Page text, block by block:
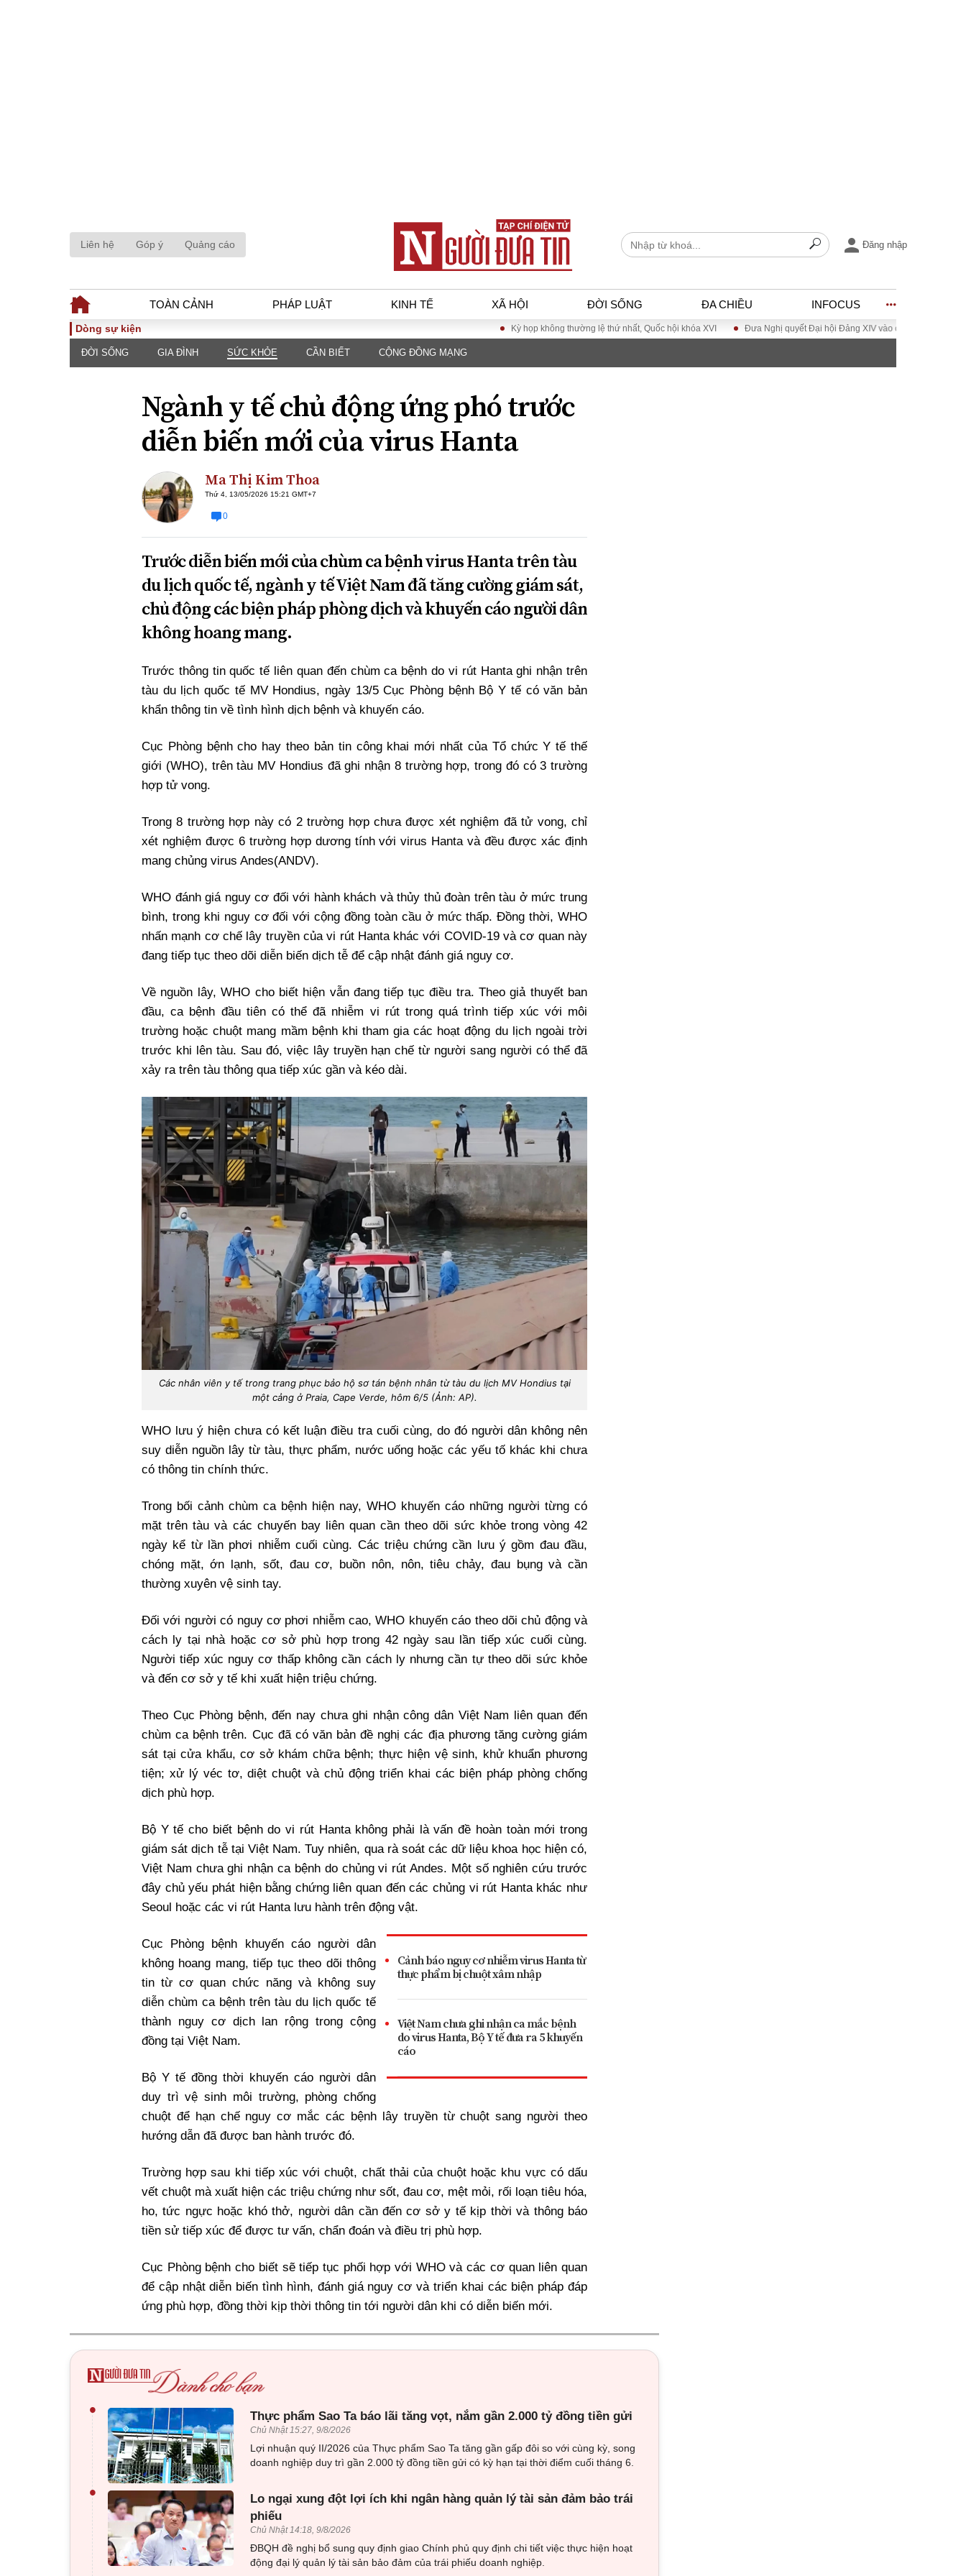
Liên hệ Góp ý Quảng cáo Đăng nhập
TOÀN CẢNH PHÁP LUẬT KINH TẾ XÃ HỘI ĐỜI SỐNG ĐA CHIỀU INFOCUS
TOÀN CẢNH
Chính sách
Đối thoại
PHÁP LUẬT
luật
Góc nhìn luật gia
Hồ sơ điều tra
An ninh - Hình sự
KINH TẾ
Tài chính - Ngân
hàng
Kinh tế vĩ mô
Công nghệ
ĐA CHIỀU
Quan điểm
Bạn đọc viết
INFOCUS
Dòng sự kiện Kỳ họp không thường lệ thứ nhất, Quốc hội khóa XVI Đưa Nghị quyết Đại hội Đảng XIV vào cuộc sống
ĐỜI SỐNG GIA ĐÌNH SỨC KHỎE CẦN BIẾT CỘNG ĐỒNG MẠNG
Ngành y tế chủ động ứng phó trước
diễn biến mới của virus Hanta
Ma Thị Kim Thoa
Thứ 4, 13/05/2026 15:21 GMT+7
0
Trước diễn biến mới của chùm ca bệnh virus Hanta trên tàu
du lịch quốc tế, ngành y tế Việt Nam đã tăng cường giám sát,
chủ động các biện pháp phòng dịch và khuyến cáo người dân
không hoang mang.
Trước thông tin quốc tế liên quan đến chùm ca bệnh do vi rút Hanta ghi nhận trên
tàu du lịch quốc tế MV Hondius, ngày 13/5 Cục Phòng bệnh Bộ Y tế có văn bản
khẩn thông tin về tình hình dịch bệnh và khuyến cáo.
Cục Phòng bệnh cho hay theo bản tin công khai mới nhất của Tổ chức Y tế thế
giới (WHO), trên tàu MV Hondius đã ghi nhận 8 trường hợp, trong đó có 3 trường
hợp tử vong.
Trong 8 trường hợp này có 2 trường hợp chưa được xét nghiệm đã tử vong, chỉ
xét nghiệm được 6 trường hợp dương tính với virus Hanta và đều được xác định
mang chủng virus Andes(ANDV).
WHO đánh giá nguy cơ đối với hành khách và thủy thủ đoàn trên tàu ở mức trung
bình, trong khi nguy cơ đối với cộng đồng toàn cầu ở mức thấp. Đồng thời, WHO
nhấn mạnh cơ chế lây truyền của vi rút Hanta khác với COVID-19 và cơ quan này
đang tiếp tục theo dõi diễn biến dịch tễ để cập nhật đánh giá nguy cơ.
Về nguồn lây, WHO cho biết hiện vẫn đang tiếp tục điều tra. Theo giả thuyết ban
đầu, ca bệnh đầu tiên có thể đã nhiễm vi rút trong quá trình tiếp xúc với môi
trường hoặc chuột mang mầm bệnh khi tham gia các hoạt động du lịch ngoài trời
trước khi lên tàu. Sau đó, việc lây truyền hạn chế từ người sang người có thể đã
xảy ra trên tàu thông qua tiếp xúc gần và kéo dài.
Các nhân viên y tế trong trang phục bảo hộ sơ tán bệnh nhân từ tàu du lịch MV Hondius tại
một cảng ở Praia, Cape Verde, hôm 6/5 (Ảnh: AP).
WHO lưu ý hiện chưa có kết luận điều tra cuối cùng, do đó người dân không nên
suy diễn nguồn lây từ tàu, thực phẩm, nước uống hoặc các yếu tố khác khi chưa
có thông tin chính thức.
Trong bối cảnh chùm ca bệnh hiện nay, WHO khuyến cáo những người từng có
mặt trên tàu và các chuyến bay liên quan cần theo dõi sức khỏe trong vòng 42
ngày kể từ lần phơi nhiễm cuối cùng. Các triệu chứng cần lưu ý gồm đau đầu,
chóng mặt, ớn lạnh, sốt, đau cơ, buồn nôn, nôn, tiêu chảy, đau bụng và cần
thường xuyên vệ sinh tay.
Đối với người có nguy cơ phơi nhiễm cao, WHO khuyến cáo theo dõi chủ động và
cách ly tại nhà hoặc cơ sở phù hợp trong 42 ngày sau lần tiếp xúc cuối cùng.
Người tiếp xúc nguy cơ thấp không cần cách ly nhưng cần tự theo dõi sức khỏe
và đến cơ sở y tế khi xuất hiện triệu chứng.
Theo Cục Phòng bệnh, đến nay chưa ghi nhận công dân Việt Nam liên quan đến
chùm ca bệnh trên. Cục đã có văn bản đề nghị các địa phương tăng cường giám
sát tại cửa khẩu, cơ sở khám chữa bệnh; thực hiện vệ sinh, khử khuẩn phương
tiện; xử lý véc tơ, diệt chuột và chủ động triển khai các biện pháp phòng chống
dịch phù hợp.
Bộ Y tế cho biết bệnh do vi rút Hanta không phải là vấn đề hoàn toàn mới trong
giám sát dịch tễ tại Việt Nam. Tuy nhiên, qua rà soát các dữ liệu khoa học hiện có,
Việt Nam chưa ghi nhận ca bệnh do chủng vi rút Andes. Một số nghiên cứu trước
đây chủ yếu phát hiện bằng chứng liên quan đến các chủng vi rút Hanta khác như
Seoul hoặc các vi rút Hanta lưu hành trên động vật.
Cảnh báo nguy cơ nhiễm virus Hanta từ
thực phẩm bị chuột xâm nhập
Việt Nam chưa ghi nhận ca mắc bệnh
do virus Hanta, Bộ Y tế đưa ra 5 khuyến
cáo
Cục Phòng bệnh khuyến cáo người dân
không hoang mang, tiếp tục theo dõi thông
tin từ cơ quan chức năng và không suy
diễn chùm ca bệnh trên tàu du lịch quốc tế
thành nguy cơ dịch lan rộng trong cộng
đồng tại Việt Nam.
Bộ Y tế đồng thời khuyến cáo người dân
duy trì vệ sinh môi trường, phòng chống
chuột để hạn chế nguy cơ mắc các bệnh lây truyền từ chuột sang người theo
hướng dẫn đã được ban hành trước đó.
Trường hợp sau khi tiếp xúc với chuột, chất thải của chuột hoặc khu vực có dấu
vết chuột mà xuất hiện các triệu chứng như sốt, đau cơ, mệt mỏi, rối loạn tiêu hóa,
ho, tức ngực hoặc khó thở, người dân cần đến cơ sở y tế kịp thời và thông báo
tiền sử tiếp xúc để được tư vấn, chẩn đoán và điều trị phù hợp.
Cục Phòng bệnh cho biết sẽ tiếp tục phối hợp với WHO và các cơ quan liên quan
để cập nhật diễn biến tình hình, đánh giá nguy cơ và triển khai các biện pháp đáp
ứng phù hợp, đồng thời kịp thời thông tin tới người dân khi có diễn biến mới.
• Thực phẩm Sao Ta báo lãi tăng vọt, nắm gần 2.000 tỷ đồng tiền gửi
Chủ Nhật 15:27, 9/8/2026
Lợi nhuận quý II/2026 của Thực phẩm Sao Ta tăng gần gấp đôi so với cùng kỳ, song
doanh nghiệp duy trì gần 2.000 tỷ đồng tiền gửi có kỳ hạn tại thời điểm cuối tháng 6.
•
Lo ngại xung đột lợi ích khi ngân hàng quản lý tài sản đảm bảo trái
phiếu
Chủ Nhật 14:18, 9/8/2026
ĐBQH đề nghị bổ sung quy định giao Chính phủ quy định chi tiết việc thực hiện hoạt
động đại lý quản lý tài sản bảo đảm của trái phiếu doanh nghiệp.